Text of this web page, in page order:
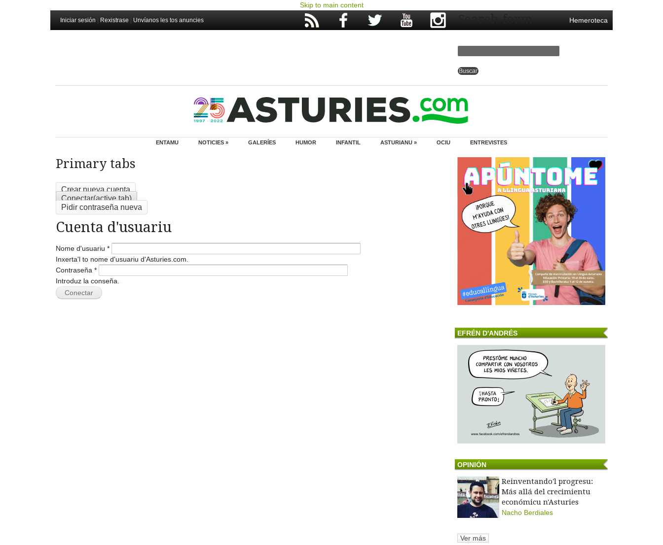
Skip to main content
Iniciar sesión Rexistrase Unvíanos les tos anuncies Hemeroteca
Search form
ENTAMU NOTICIES » GALERÍES HUMOR INFANTIL ASTURIANU » OCIU ENTREVISTES
Primary tabs
Crear nueva cuenta
Conectar(active tab)
Pidir contraseña nueva
Cuenta d'usuariu
Nome d'usuariu *
Inxerta'l to nome d'usuariu d'Asturies.com.
Contraseña *
Introduz la conseña.
EFRÉN D'ANDRÉS
OPINIÓN
Reinventando'l progresu:
Más allá del crecimientu
económicu n'Asturies
Nacho Berdiales
Ver más